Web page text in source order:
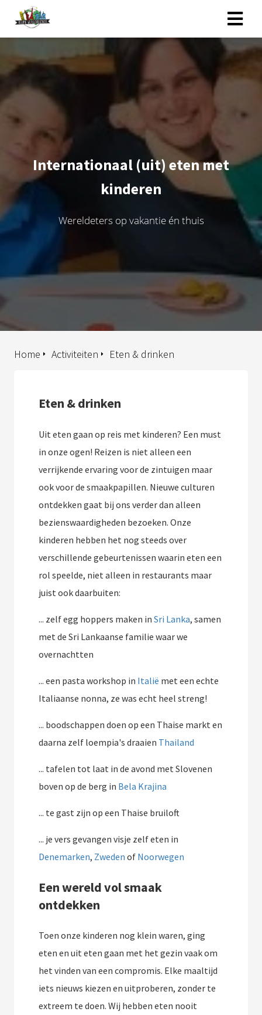
Internationaal (uit) eten met
kinderen
Wereldeters op vakantie én thuis
Eten & drinken
Activiteiten
Home
Eten & drinken
Uit eten gaan op reis met kinderen? Een must
in onze ogen! Reizen is niet alleen een
verrijkende ervaring voor de zintuigen maar
ook voor de smaakpapillen. Nieuwe culturen
ontdekken gaat bij ons verder dan alleen
bezienswaardigheden bezoeken. Onze
kinderen hebben het nog steeds over
verschillende gebeurtenissen waarin eten een
rol speelde, niet alleen in restaurants maar
juist ook daarbuiten:
... zelf egg hoppers maken in Sri Lanka, samen
met de Sri Lankaanse familie waar we
overnachtten
... een pasta workshop in Italië met een echte
Italiaanse nonna, ze was echt heel streng!
... boodschappen doen op een Thaise markt en
daarna zelf loempia's draaien Thailand
... tafelen tot laat in de avond met Slovenen
boven op de berg in Bela Krajina
... te gast zijn op een Thaise bruiloft
... je vers gevangen visje zelf eten in
Denemarken, Zweden of Noorwegen
Een wereld vol smaak
ontdekken
Toen onze kinderen nog klein waren, ging
eten en uit eten gaan met het gezin vaak om
het vinden van een compromis. Elke maaltijd
iets nieuws kiezen en uitproberen, zonder te
extreem te doen. Wij hebben eten nooit